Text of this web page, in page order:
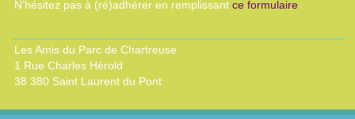
N’hésitez pas à (ré)adhérer en remplissant ce formulaire
Les Amis du Parc de Chartreuse
1 Rue Charles Hérold
38 380 Saint Laurent du Pont